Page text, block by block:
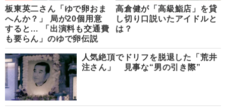
板東英二さん「ゆで卵おま
へんか？」 局が20個用意
すると… 「出演料も交通費
も要らん」のゆで卵伝説
高倉健が「高級鮨店」を貸
し切り口説いたアイドルと
は？
人気絶頂でドリフを脱退した「荒井
注さん」 見事な“男の引き際”